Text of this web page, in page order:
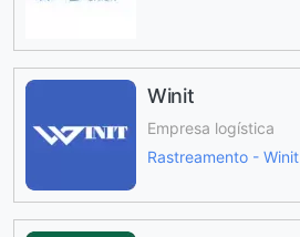
Winit
Empresa logística
Rastreamento - Winit